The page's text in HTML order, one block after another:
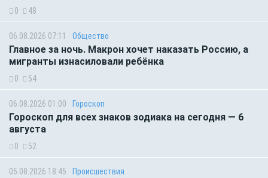
0 48
06.08.2026 07:11 Общество
Главное за ночь. Макрон хочет наказать Россию, а
мигранты изнасиловали ребёнка
0 54
06.08.2026 01:00 Гороскоп
Гороскоп для всех знаков зодиака на сегодня — 6
августа
0 52
05.08.2026 18:45 Происшествия